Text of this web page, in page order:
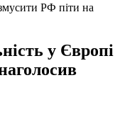
РФ піти на
у Європі